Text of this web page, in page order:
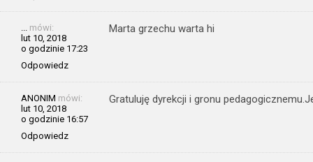
mówi:
lut 10, 2018
o godzinie 17:23
Odpowiedz
Marta grzechu warta hi
ANONIM mówi:
lut 10, 2018
o godzinie 16:57
Odpowiedz
Gratuluję dyrekcji i gronu